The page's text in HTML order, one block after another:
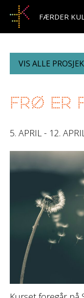
FÆRDER
VIS ALLE
Frø er
5. APRIL - 12.